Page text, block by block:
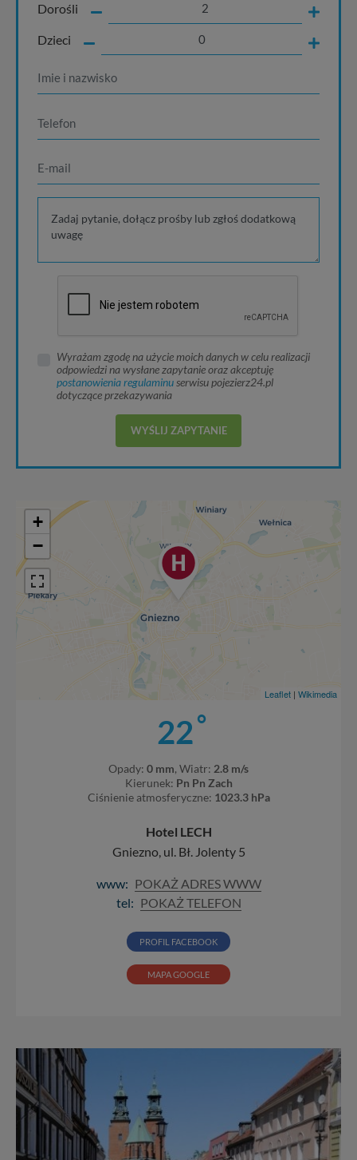
Dorośli
Dzieci
Wyrażam zgodę na użycie moich danych w celu realizacji
odpowiedzi na wysłane zapytanie oraz akceptuję
postanowienia regulaminuserwisu pojezierz24.pl
dotyczące przekazywania
WYŚLIJ ZAPYTANIE
+
−
Leaflet | Wikimedia
22°
Opady: 0 mm, Wiatr: 2.8 m/s
Kierunek: Pn Pn Zach
Ciśnienie atmosferyczne: 1023.3 hPa
Hotel LECH
Gniezno, ul. Bł. Jolenty 5
www: POKAŻ ADRES WWW
tel: POKAŻ TELEFON
PROFIL FACEBOOK
MAPA GOOGLE